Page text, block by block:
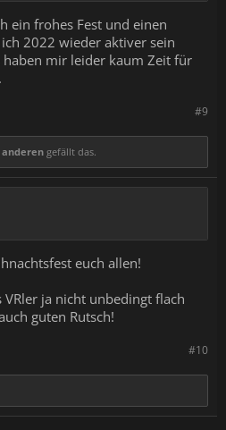
ein frohes Fest und einen
2022 wieder aktiver sein
mir leider kaum Zeit für
#9
anderengefällt das.
euch allen!
ja nicht unbedingt flach
guten Rutsch!
#10